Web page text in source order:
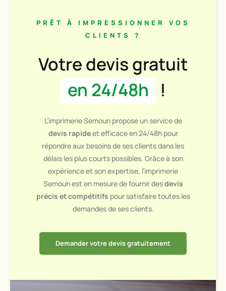
PRÊT À IMPRESSIONNER VOS
CLIENTS ?
Votre devis gratuit
en 24/48h
!
L’imprimerie Semoun propose un service de
devis rapideet efficace en 24/48h pour
répondre aux besoins de ses clients dans les
délais les plus courts possibles. Grâce à son
expérience et son expertise, l’imprimerie
Semoun est en mesure de fournir desdevis
précis et compétitifs pour satisfaire toutes les
demandes de ses clients.
Demander votre devis gratuitement